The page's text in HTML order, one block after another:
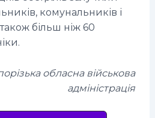
комунальників і
більш ніж 60
обласна військова
адміністрація